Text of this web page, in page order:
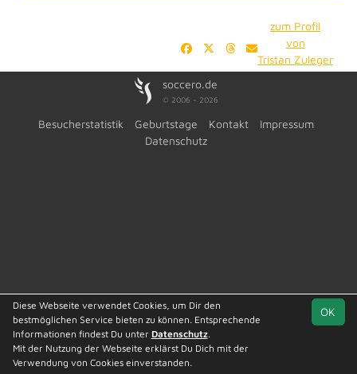
zum Profil
von
Tristan Zuleger
soccero.de
© 2006 - 2026
Besucherstatistik Geburtstage Kontakt
Impressum
Datenschutz
OK
Diese Webseite verwendet Cookies, um Dir den
bestmöglichen Service bieten zu können. Entsprechende
Informationen findest Du unter Datenschutz.
Mit der Nutzung der Webseite erklärst Du Dich mit der
Verwendung von Cookies einverstanden.